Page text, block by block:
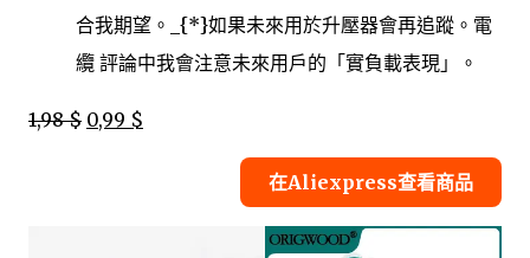
合我期望。_{*}如果未來用於升壓器會再追蹤。電
纜 評論中我會注意未來用戶的「實負載表現」。
1,98 $ 0,99 $
在Aliexpress查看商品